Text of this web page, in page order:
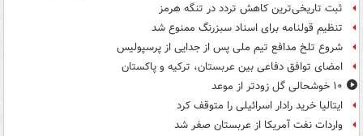
ثبت تاریخی‌ترین کاهش تردد در تنگه هرمز
تنظیم قولنامه برای اسناد سبزرنگ ممنوع شد
شروع تلخ مدافع تیم ملی پس از جدایی از پرسپولیس
امضای توافق دفاعی بین عربستان، ترکیه و پاکستان
۱۰ خوشحالی گل زودتر از موعد
ایتالیا خرید رادار اسرائیلی را متوقف کرد
واردات نفت آمریکا از عربستان صفر شد